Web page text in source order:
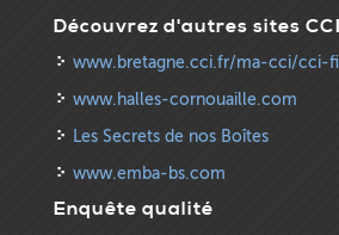
Découvrez d'autres sites
www.bretagne.cci.fr/ma-cci/cci-
www.halles-cornouaille.com
Les Secrets de nos Boîtes
www.emba-bs.com
Enquête qualité